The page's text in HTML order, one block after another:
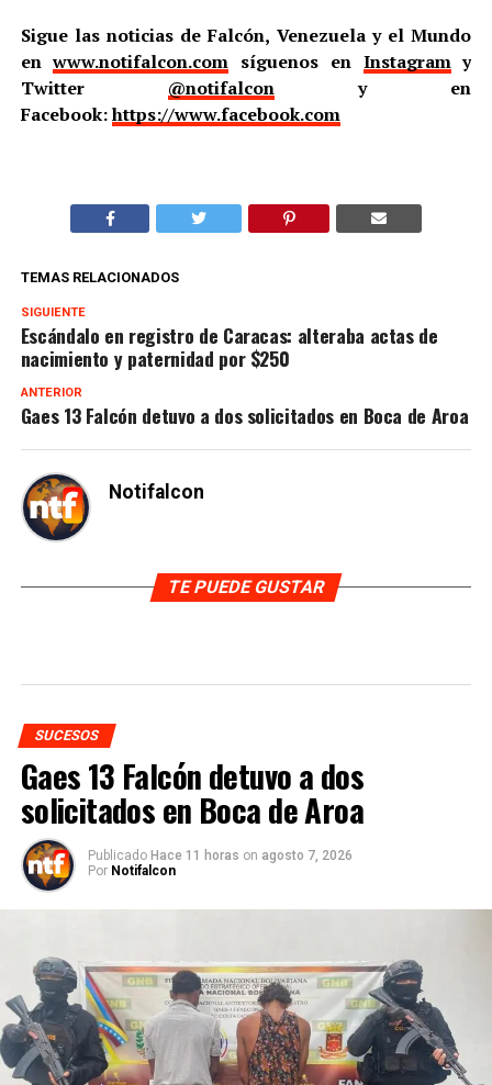
Sigue las noticias de Falcón, Venezuela y el Mundo
enwww.notifalcon.com síguenos en Instagramy
Twitter @notifalcony en
Facebook:https://www.facebook.com
TEMAS RELACIONADOS
SIGUIENTE
Escándalo en registro de Caracas: alteraba actas de
nacimiento y paternidad por $250
ANTERIOR
Gaes 13 Falcón detuvo a dos solicitados en Boca de Aroa
Notifalcon
TE PUEDE GUSTAR
SUCESOS
Gaes 13 Falcón detuvo a dos
solicitados en Boca de Aroa
Publicado Hace 11 horas on agosto 7, 2026
Por Notifalcon